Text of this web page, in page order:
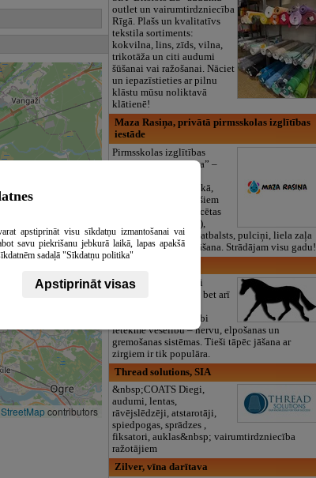
contributors
outlet un vairumtirdzniecība
Rīgā. Plašs un kvalitatīvs
tekstila sortiments:
kokvilna, lins, zīds, vilna,
trikotāža un citi audumi
šūšanai vai ražošanai. Nāciet
un iepazīstieties ar pilnu
klāstu mūsu noliktavā
klātienē!
Maza Rasiņa, privātā pirmsskolas izglītības
iestāde
Pirmsskolas izglītības
iestāde “Maza Rasiņa” –
Pārdaugavā, Zasulaukā,
bērniem no 10 mēnešiem
līdz 6 gadiem. Licencētas
programmas (LV/RU),
logopēds, speciālais atbalsts, pulciņi, liela zaļa
teritorija un 3x ēdināšana. Strādājam visu gadu!
Zirgu izjādes ne tikai
dažādos Jūsu atpūtu, bet arī
organismu. Jāšana labi
ietekmē veselību – nervu, elpošanas un
gremošanas sistēmas. Tieši tāpēc jāšana ar
zirgiem ir tik populāra.
Thread solutions, SIA
&nbsp;COATS Diegi,
audumi, lentas,
rāvējslēdzēji, atstarotāji,
spiedpogas, sprādzes ,
fiksatori, auklas&nbsp; vairumtirdzniecība
ražotājiem
Zilver, vīna darītava
apstiprināt visu sīkdatņu izmantošanai vai
savu piekrišanu jebkurā laikā, lapas apakšā
sadaļā "Sīkdatņu politika"
Apstiprināt visas